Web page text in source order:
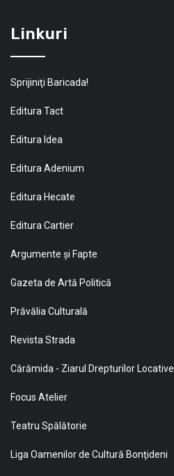
Linkuri
Sprijiniţi Baricada!
Editura Tact
Editura Idea
Editura Adenium
Editura Hecate
Editura Cartier
Argumente și Fapte
Gazeta de Artă Politică
Prăvălia Culturală
Revista Strada
Cărămida - Ziarul Drepturilor Locative
Focus Atelier
Teatru Spălătorie
Liga Oamenilor de Cultură Bonţideni